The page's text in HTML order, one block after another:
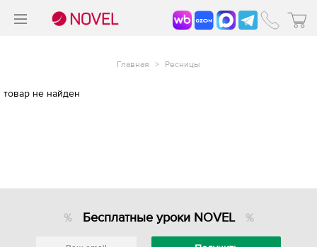
Главная > Ресницы
товар не найден
Бесплатные уроки NOVEL